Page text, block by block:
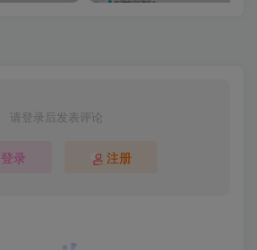
请登录后发表评论
登录 注册